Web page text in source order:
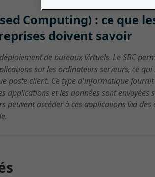
Computing) : ce que
doivent savoir
de bureaux virtuels. Le SBC
sur les ordinateurs serveurs, ce
poste client. Ce type d'informatique
applications et les données sont envoyées
peuvent accéder à ces applications via